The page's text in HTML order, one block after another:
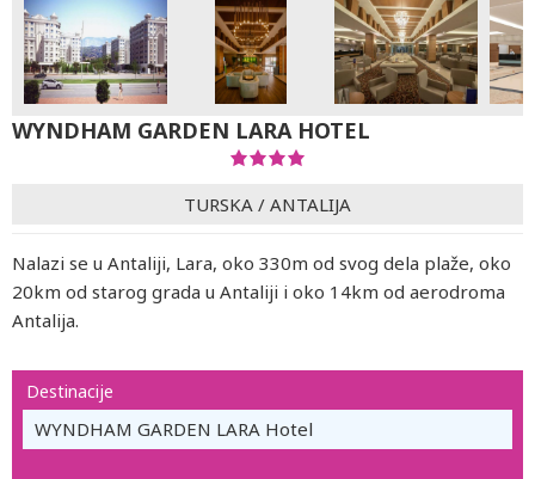
WYNDHAM GARDEN LARA HOTEL
TURSKA / ANTALIJA
Nalazi se u Antaliji, Lara, oko 330m od svog dela plaže, oko
20km od starog grada u Antaliji i oko 14km od aerodroma
Antalija.
Destinacije
WYNDHAM GARDEN LARA Hotel